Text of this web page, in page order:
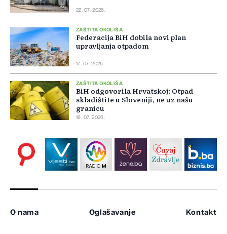
22. 07. 2026.
ZAŠTITA OKOLIŠA
Federacija BiH dobila novi plan
upravljanja otpadom
17. 07. 2026.
ZAŠTITA OKOLIŠA
BiH odgovorila Hrvatskoj: Otpad
skladištite u Sloveniji, ne uz našu
granicu
16. 07. 2026.
O nama Oglašavanje Kontakt